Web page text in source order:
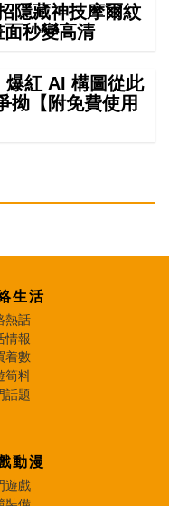
隱藏神技摩爾紋
秒變高清
爆紅 AI 構圖從此
拗【附免費使用
生活
熱話
情報
着數
筍料
話題
動漫
遊戲